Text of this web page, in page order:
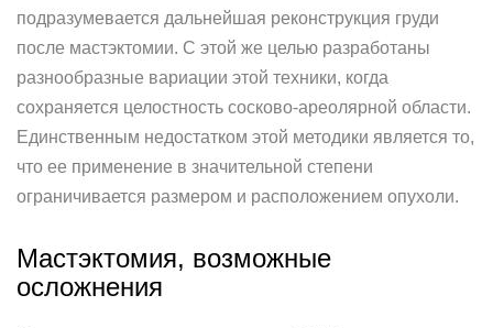
подразумевается дальнейшая реконструкция груди
после мастэктомии. С этой же целью разработаны
разнообразные вариации этой техники, когда
сохраняется целостность сосково-ареолярной области.
Единственным недостатком этой методики является то,
что ее применение в значительной степени
ограничивается размером и расположением опухоли.
Мастэктомия, возможные
осложнения